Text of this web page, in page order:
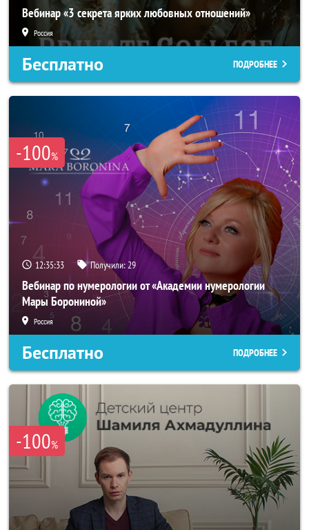
Вебинар «3 секрета ярких любовных отношений»
Россия
Бесплатно ПОДРОБНЕЕ
-100%
12:35:31 Получили:29
Вебинар по нумерологии от «Академии нумерологии
Мары Борониной»
Россия
Бесплатно ПОДРОБНЕЕ
-100%